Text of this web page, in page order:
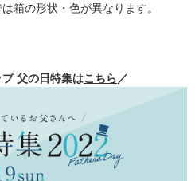
箱の形状・色が異なります。
父の日特集はこちら ／